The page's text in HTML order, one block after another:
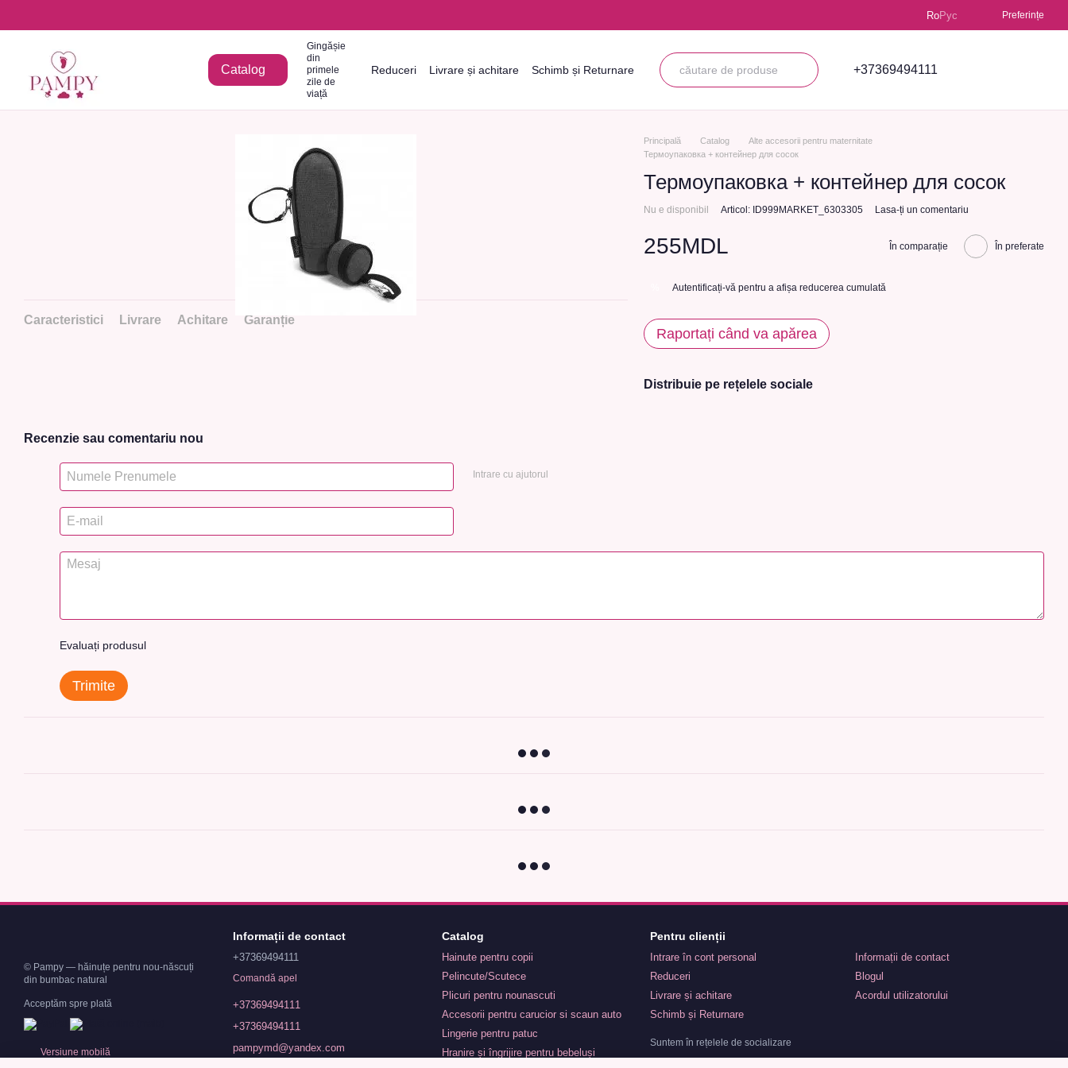
RoРус Preferințe
Catalog
Gingășie
din
primele
zile de
viață
Reduceri Livrare și achitare
Schimb și Returnare
+37369494111
Caracteristici Livrare Achitare Garanție
Principală Catalog
Alte accesorii pentru maternitate
Термоупаковка + контейнер для сосок
Термоупаковка + контейнер для сосок
Nu e disponibil Articol: ID999MARKET_6303305 Lasa-ți un comentariu
255MDL În comparație În preferate
Autentificați-văpentru a afișa reducerea cumulată
Raportați când va apărea
Distribuie pe rețelele sociale
Recenzie sau comentariu nou
Intrare cu ajutorul
Evaluați produsul
Trimite
© Pampy — hăinuțe pentru nou-născuți
din bumbac natural
Acceptăm spre plată
Versiune mobilă
Informații de contact
+37369494111
Comandă apel
+37369494111
+37369494111
pampymd@yandex.com
Catalog
Hainute pentru copii
Pelincute/Scutece
Plicuri pentru nounascuti
Accesorii pentru carucior si scaun auto
Lingerie pentru patuc
Hranire și îngrijire pentru bebeluși
Pentru clienții
Intrare în cont personal
Reduceri
Livrare și achitare
Schimb și Returnare
Informații de contact
Blogul
Acordul utilizatorului
Suntem în rețelele de socializare